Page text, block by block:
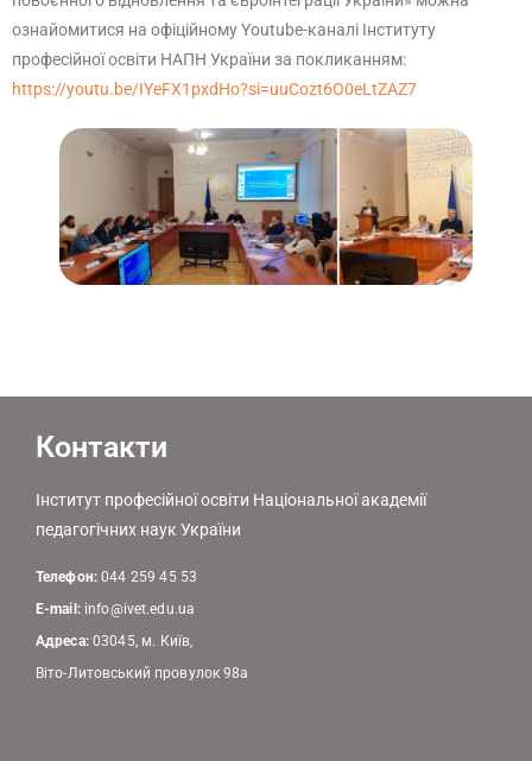
ознайомитися на офіційному Youtube-каналі Інституту
професійної освіти НАПН України за покликанням:
https://youtu.be/IYeFX1pxdHo?si=uuCozt6O0eLtZAZ7
Контакти
Інститут професійної освіти Національної академії
педагогічних наук України
Телефон:044 259 45 53
E-mail: info@ivet.edu.ua
Адреса:03045, м. Київ,
Віто-Литовський провулок 98а